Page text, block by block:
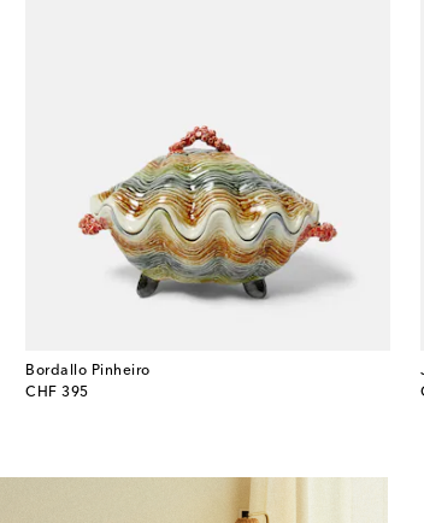
Bordallo Pinheiro
CHF 395
original price